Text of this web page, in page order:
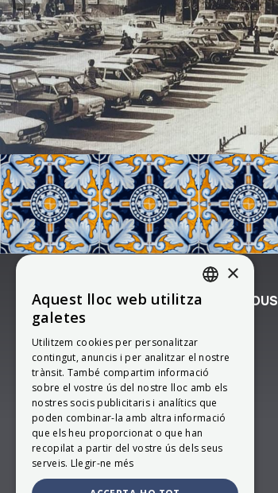
APARTAMENTS TORRE DELS BOUS
(+34) 615 94 90 06
615949006
info@torredelsbous.com
Segueix-nos!
ENGLISH
FRENCH
×
Aquest lloc web utilitza
galetes
Utilitzem cookies per personalitzar
contingut, anuncis i per analitzar el nostre
trànsit. També compartim informació
sobre el vostre ús del nostre lloc amb els
nostres socis publicitaris i analítics que
poden combinar-la amb altra informació
que els heu proporcionat o que han
recopilat a partir del vostre ús dels seus
serveis. Llegir-ne més